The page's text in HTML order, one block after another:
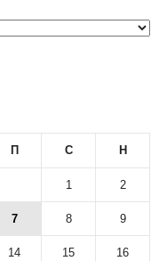
П С Н
1 2
7 8 9
14 15 16